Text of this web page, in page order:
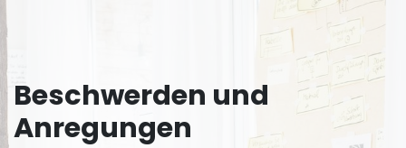
Beschwerden und
Anregungen